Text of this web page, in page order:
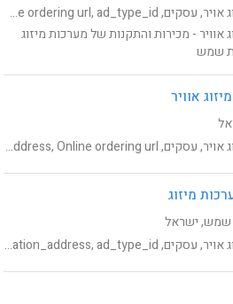
מיזוג אויר, עסקים, Category, publishing_status, shemesh_location_address, Online ordering url, ad_type_id
אוויר - מכירות והתקנות של מערכות מיזוג
שמש
אוויר
מיזוג אויר, עסקים, Category, publishing_status, ad_type_id, shemesh_location_address, Online ordering url
מיזוג
שמש, ישראל
מיזוג אויר, עסקים, Category, publishing_status, Online ordering url, shemesh_location_address, ad_type_id